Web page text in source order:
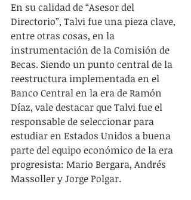
En su calidad de “Asesor del
Directorio”, Talvi fue una pieza clave,
entre otras cosas, en la
instrumentación de la Comisión de
Becas. Siendo un punto central de la
reestructura implementada en el
Banco Central en la era de Ramón
Díaz, vale destacar que Talvi fue el
responsable de seleccionar para
estudiar en Estados Unidos a buena
parte del equipo económico de la era
progresista: Mario Bergara, Andrés
Massoller y Jorge Polgar.